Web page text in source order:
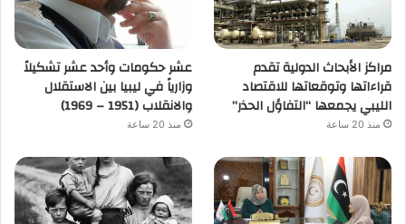
مراكز الأبحاث الدولية تقدم
قراءاتها وتوقعاتها للاقتصاد
الليبي يجمعها “التفاؤل الحذر”
منذ 20 ساعة
عشر حكومات وأحد عشر تشكيلاً
وزارياً في ليبيا بين الاستقلال
والانقلاب (1951 – 1969)
منذ 20 ساعة